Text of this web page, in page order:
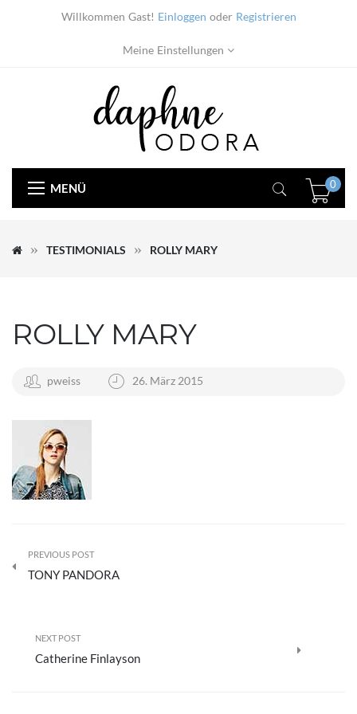
Willkommen Gast! Einloggen oder Registrieren
Meine Einstellungen
MENÜ 0
TESTIMONIALS ROLLY MARY
ROLLY MARY
pweiss 26. März 2015
PREVIOUS POST
TONY PANDORA
NEXT POST
Catherine Finlayson